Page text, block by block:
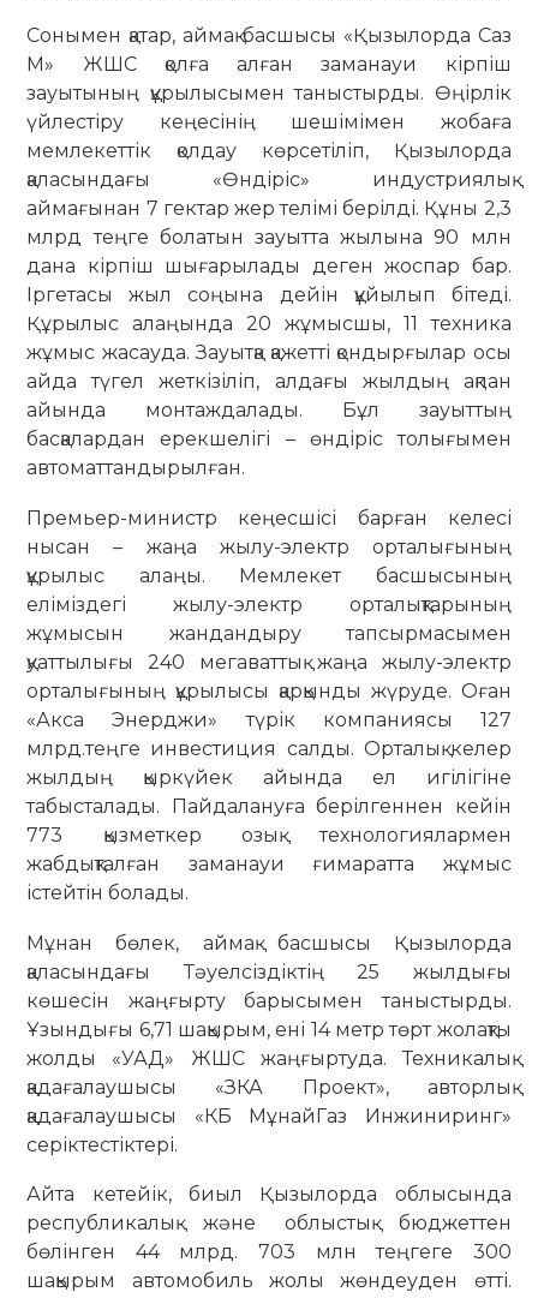
Сонымен қатар, аймақ басшысы «Қызылорда Саз
М» ЖШС қолға алған заманауи кірпіш
зауытының құрылысымен таныстырды. Өңірлік
үйлестіру кеңесінің шешімімен жобаға
мемлекеттік қолдау көрсетіліп, Қызылорда
қаласындағы «Өндіріс» индустриялық
аймағынан 7 гектар жер телімі берілді. Құны 2,3
млрд теңге болатын зауытта жылына 90 млн
дана кірпіш шығарылады деген жоспар бар.
Іргетасы жыл соңына дейін құйылып бітеді.
Құрылыс алаңында 20 жұмысшы, 11 техника
жұмыс жасауда. Зауытқа қажетті қондырғылар осы
айда түгел жеткізіліп, алдағы жылдың ақпан
айында монтаждалады. Бұл зауыттың
басқалардан ерекшелігі – өндіріс толығымен
автоматтандырылған.
Премьер-министр кеңесшісі барған келесі
нысан – жаңа жылу-электр орталығының
құрылыс алаңы. Мемлекет басшысының
еліміздегі жылу-электр орталықтарының
жұмысын жандандыру тапсырмасымен
қуаттылығы 240 мегаваттық жаңа жылу-электр
орталығының құрылысы қарқынды жүруде. Оған
«Акса Энерджи» түрік компаниясы 127
млрд.теңге инвестиция салды. Орталық келер
жылдың қыркүйек айында ел игілігіне
табысталады. Пайдалануға берілгеннен кейін
773 қызметкер озық технологиялармен
жабдықталған заманауи ғимаратта жұмыс
істейтін болады.
Мұнан бөлек, аймақ басшысы Қызылорда
қаласындағы Тәуелсіздіктің 25 жылдығы
көшесін жаңғырту барысымен таныстырды.
Ұзындығы 6,71 шақырым, ені 14 метр төрт жолақты
жолды «УАД» ЖШС жаңғыртуда. Техникалық
қадағалаушысы «ЗКА Проект», авторлық
қадағалаушысы «КБ МұнайГаз Инжиниринг»
серіктестіктері.
Айта кетейік, биыл Қызылорда облысында
республикалық және облыстық бюджеттен
бөлінген 44 млрд. 703 млн теңгеге 300
шақырым автомобиль жолы жөндеуден өтті.